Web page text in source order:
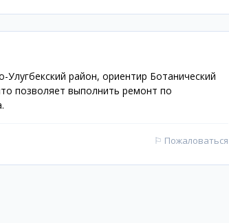
район, ориентир Ботанический
позволяет выполнить ремонт по
⚐ Пожаловаться